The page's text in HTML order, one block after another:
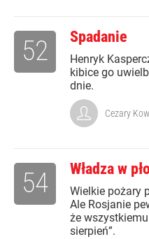
Spadanie
Henryk
kibice go
dnie.
52
Cezary
Władza w
Wielkie pożary
Ale Rosjanie
że
sierpień”.
54